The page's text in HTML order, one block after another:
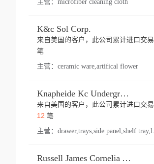
主营： microfiber cleaning cloth
K&c Sol Corp.
来自美国的客户，此公司累计进口交易
笔
主营： ceramic ware,artifical flower
Knapheide Kc Underground
来自美国的客户，此公司累计进口交易
12 笔
主营：
Russell James Cornelia Arlington Va